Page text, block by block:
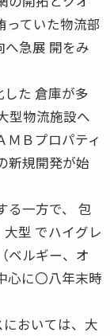
っていた物流部
急展 開をみ
た 倉庫が多
型物流施設へ
ＭＢプロパティ
新規開発が始
る一方で、 包
型 でハイグレ
ベルギー、オ
心に〇八年末時
おいては、大